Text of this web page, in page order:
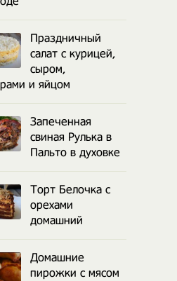
Праздничный
салат с курицей,
сыром,
и яйцом
Запеченная
свиная Рулька в
Пальто в духовке
Торт Белочка с
орехами
домашний
Домашние
пирожки с мясом